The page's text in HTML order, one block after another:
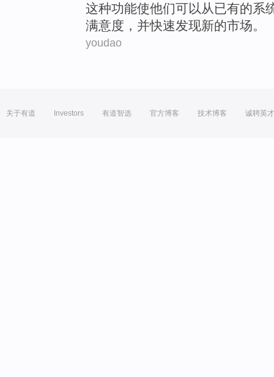
这种功能使他们可以 从 已有的系
满意度 ， 并快速发现新的市场。
youdao
关于有道 Investors 有道智选 官方博客 技术博客 诚聘英才